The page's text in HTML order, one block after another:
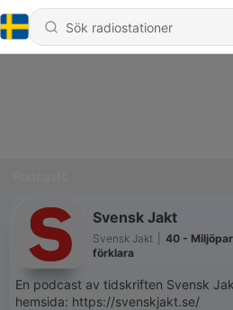
Svensk Jakt
Svensk Jakt
40 -
förklara
En podcast av tidskriften Svensk
hemsida: https://svenskjakt.se/